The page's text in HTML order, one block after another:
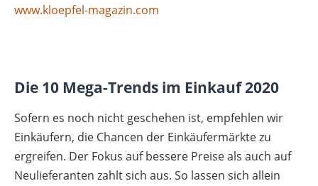
www.kloepfel-magazin.com
Die 10 Mega-Trends im Einkauf 2020
Sofern es noch nicht geschehen ist, empfehlen wir
Einkäufern, die Chancen der Einkäufermärkte zu
ergreifen. Der Fokus auf bessere Preise als auch auf
Neulieferanten zahlt sich aus. So lassen sich allein